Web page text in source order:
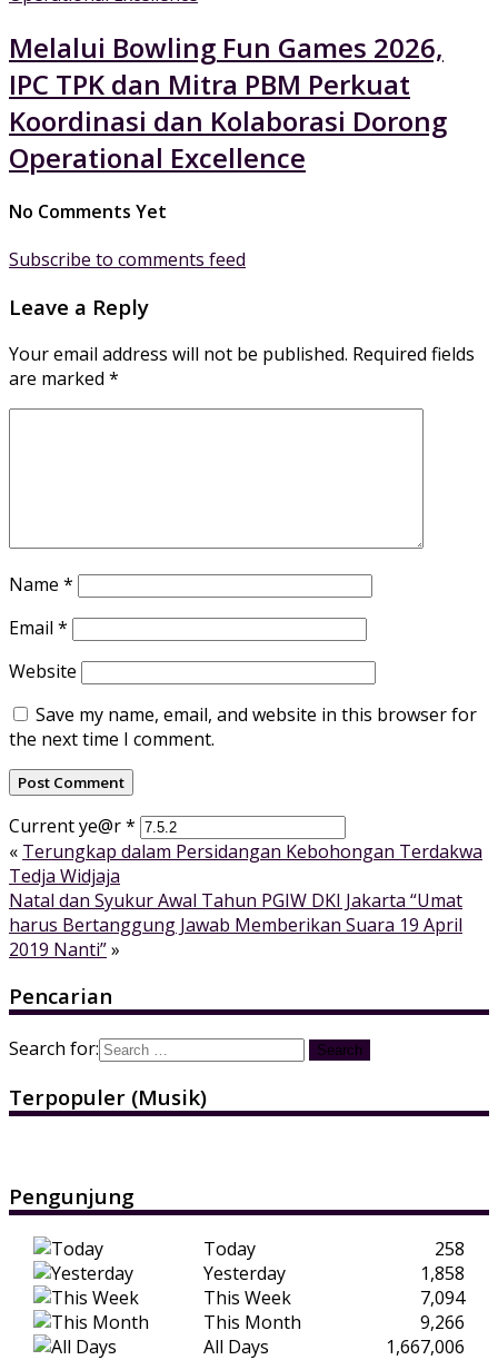
Melalui Bowling Fun Games 2026,
IPC TPK dan Mitra PBM Perkuat
Koordinasi dan Kolaborasi Dorong
Operational Excellence
No Comments Yet
Subscribe to comments feed
Leave a Reply
Your email address will not be published. Required fields
are marked *
Name *
Email *
Website
Save my name, email, and website in this browser for
the next time I comment.
Current ye@r*
« Terungkap dalam Persidangan Kebohongan Terdakwa
Tedja Widjaja
Natal dan Syukur Awal Tahun PGIW DKI Jakarta “Umat
harus Bertanggung Jawab Memberikan Suara 19 April
2019 Nanti”»
Pencarian
Search for:
Terpopuler (Musik)
Pengunjung
Today
258
Yesterday
1,858
This Week
7,094
This Month
9,266
All Days
1,667,006